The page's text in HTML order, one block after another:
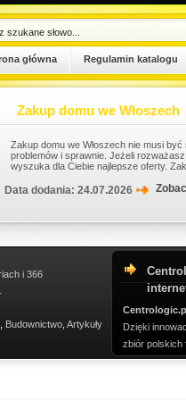
główna Regulamin katalogu
Zakup domu we Włoszech
Zakup domu we Włoszech nie musi
problemów i sprawnie. Jeżeli
wyszuka dla Ciebie najlepsze oferty.
Data dodania: 24.07.2026
Dzięki
zbiór polskich
i 366
Budownictwo Artykuły